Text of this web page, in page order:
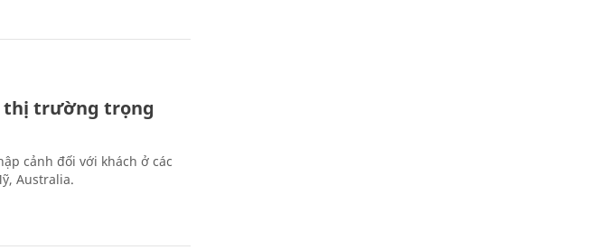
thị trường trọng
cảnh đối với khách ở các
Australia.